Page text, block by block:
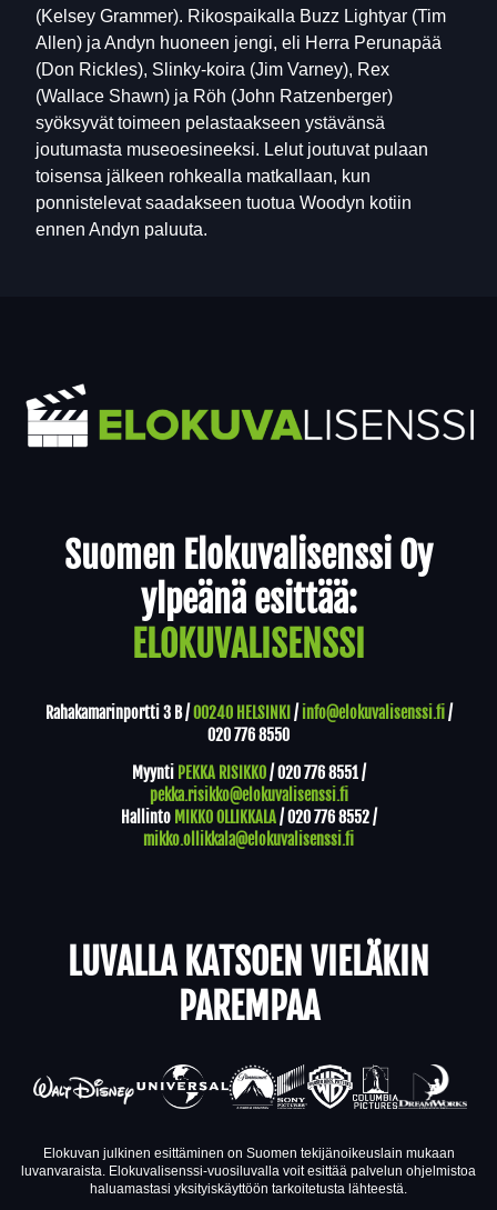
(Kelsey Grammer). Rikospaikalla Buzz Lightyar (Tim
Allen) ja Andyn huoneen jengi, eli Herra Perunapää
(Don Rickles), Slinky-koira (Jim Varney), Rex
(Wallace Shawn) ja Röh (John Ratzenberger)
syöksyvät toimeen pelastaakseen ystävänsä
joutumasta museoesineeksi. Lelut joutuvat pulaan
toisensa jälkeen rohkealla matkallaan, kun
ponnistelevat saadakseen tuotua Woodyn kotiin
ennen Andyn paluuta.
Suomen Elokuvalisenssi Oy
ylpeänä esittää:
ELOKUVALISENSSI
Rahakamarinportti 3 B /00240 HELSINKI / info@elokuvalisenssi.fi/
020 776 8550
Myynti PEKKA RISIKKO/020 776 8551/
pekka.risikko@elokuvalisenssi.fi
Hallinto MIKKO OLLIKKALA/020 776 8552/
mikko.ollikkala@elokuvalisenssi.fi
LUVALLA KATSOEN VIELÄKIN
PAREMPAA
Elokuvan julkinen esittäminen on Suomen tekijänoikeuslain mukaan
luvanvaraista. Elokuvalisenssi-vuosiluvalla voit esittää palvelun ohjelmistoa
haluamastasi yksityiskäyttöön tarkoitetusta lähteestä.